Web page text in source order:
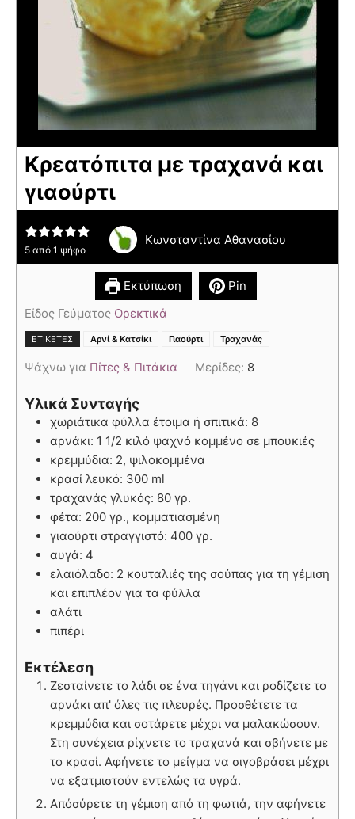
Κρεατόπιτα με τραχανά και
γιαούρτι
5 από 1 ψήφο
Κωνσταντίνα Αθανασίου
Εκτύπωση
Pin
Είδος Γεύματος Ορεκτικά
ΕΤΙΚΈΤΕΣ Αρνί & Κατσίκι Γιαούρτι Τραχανάς
Ψάχνω για Πίτες & Πιτάκια Μερίδες: 8
Υλικά Συνταγής
χωριάτικα φύλλα έτοιμα ή σπιτικά: 8
αρνάκι: 1 1/2 κιλό ψαχνό κομμένο σε μπουκιές
κρεμμύδια: 2, ψιλοκομμένα
κρασί λευκό: 300 ml
τραχανάς γλυκός: 80 γρ.
φέτα: 200 γρ., κομματιασμένη
γιαούρτι στραγγιστό: 400 γρ.
αυγά: 4
ελαιόλαδο: 2 κουταλιές της σούπας για τη γέμιση
και επιπλέον για τα φύλλα
αλάτι
πιπέρι
Εκτέλεση
Ζεσταίνετε το λάδι σε ένα τηγάνι και ροδίζετε το
αρνάκι απ' όλες τις πλευρές. Προσθέτετε τα
κρεμμύδια και σοτάρετε μέχρι να μαλακώσουν.
Στη συνέχεια ρίχνετε το τραχανά και σβήνετε με
το κρασί. Αφήνετε το μείγμα να σιγοβράσει μέχρι
να εξατμιστούν εντελώς τα υγρά.
Απόσύρετε τη γέμιση από τη φωτιά, την αφήνετε